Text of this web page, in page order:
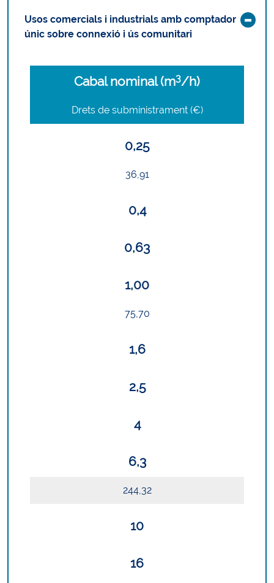
Usos comercials i industrials amb comptador
únic sobre connexió i ús comunitari
Cabal nominal (m3/h)
Drets de subministrament (€)
0,25
36,91
0,4
0,63
1,00
75,70
1,6
2,5
4
6,3
244,32
10
16